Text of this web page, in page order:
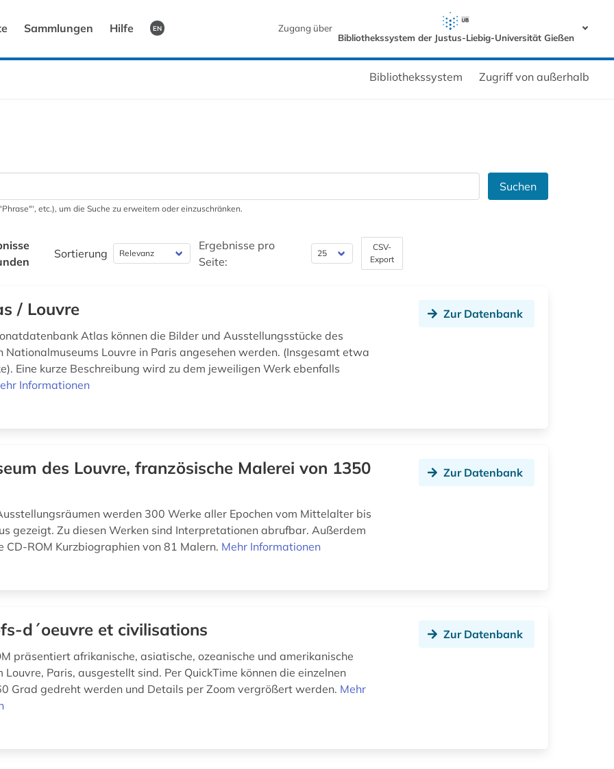
Sammlungen Hilfe EN
Zugang über
Bibliothekssystem der Justus-Liebig-Universität Gießen
Bibliothekssystem Zugriff von außerhalb
Suchen
etc.), um die Suche zu erweitern oder einzuschränken.
Sortierung
Ergebnisse pro
Seite:
CSV-
Export
/ Louvre
Atlas können die Bilder und Ausstellungsstücke des
Nationalmuseums Louvre in Paris angesehen werden. (Insgesamt etwa
Eine kurze Beschreibung wird zu dem jeweiligen Werk ebenfalls
Informationen
Zur Datenbank
des Louvre, französische Malerei von 1350
werden 300 Werke aller Epochen vom Mittelalter bis
gezeigt. Zu diesen Werken sind Interpretationen abrufbar. Außerdem
CD-ROM Kurzbiographien von 81 Malern. Mehr Informationen
Zur Datenbank
d´oeuvre et civilisations
präsentiert afrikanische, asiatische, ozeanische und amerikanische
Louvre, Paris, ausgestellt sind. Per QuickTime können die einzelnen
Grad gedreht werden und Details per Zoom vergrößert werden. Mehr
Zur Datenbank